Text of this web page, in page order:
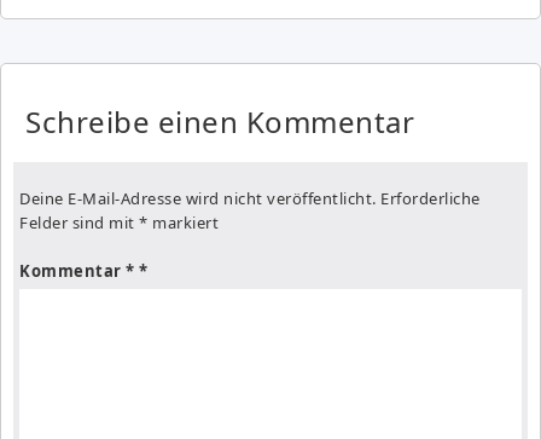
Schreibe einen Kommentar
Deine E-Mail-Adresse wird nicht veröffentlicht. Erforderliche
Felder sind mit * markiert
Kommentar *